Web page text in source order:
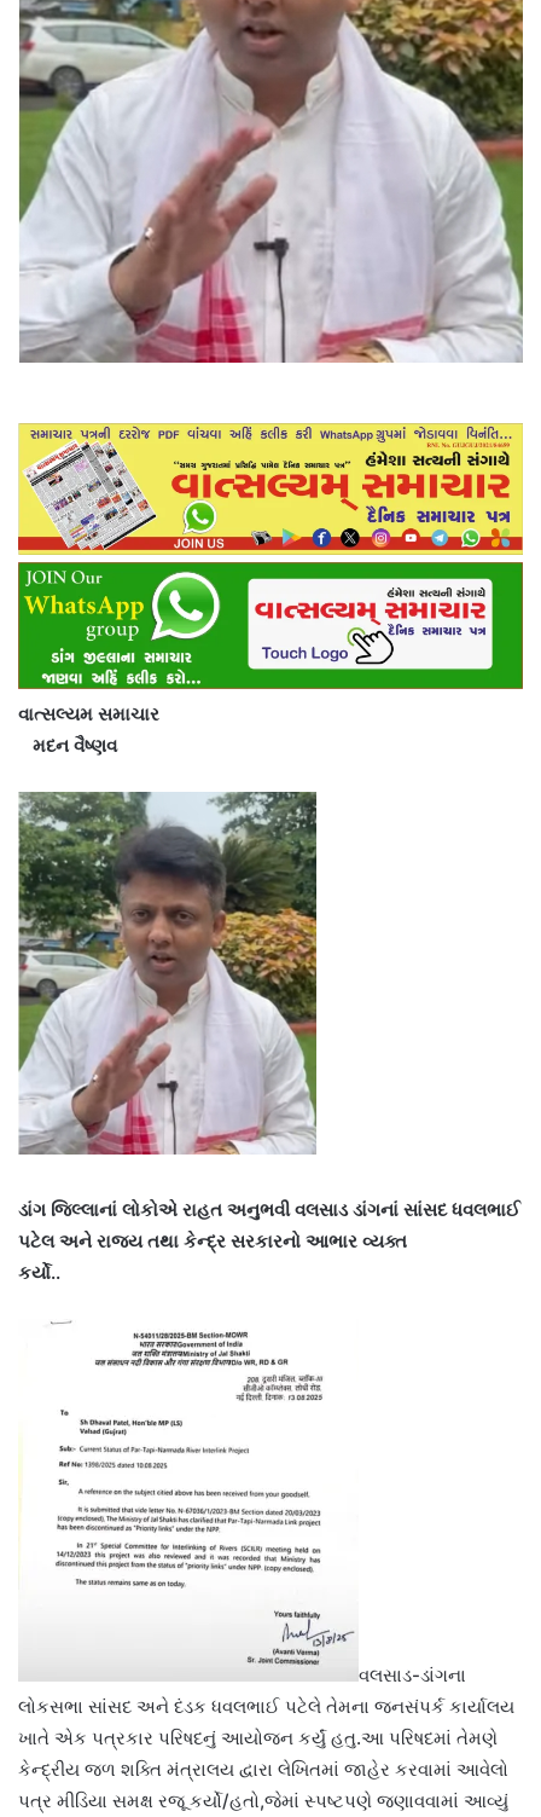
વાત્સલ્યમ સમાચાર
મદન વૈષ્ણવ
ડાંગ જિલ્લાનાં લોકોએ રાહત અનુભવી વલસાડ ડાંગનાં સાંસદ ધવલભાઈ
પટેલ અને રાજય તથા કેન્દ્ર સરકારનો આભાર વ્યક્ત
કર્યો..
વલસાડ-ડાંગના
લોકસભા સાંસદ અને દંડક ધવલભાઈ પટેલે તેમના જનસંપર્ક કાર્યાલય
ખાતે એક પત્રકાર પરિષદનું આયોજન કર્યું હતુ.આ પરિષદમાં તેમણે
કેન્દ્રીય જળ શક્તિ મંત્રાલય દ્વારા લેખિતમાં જાહેર કરવામાં આવેલો
પત્ર મીડિયા સમક્ષ રજૂ કર્યો/હતો,જેમાં સ્પષ્ટપણે જણાવવામાં આવ્યું